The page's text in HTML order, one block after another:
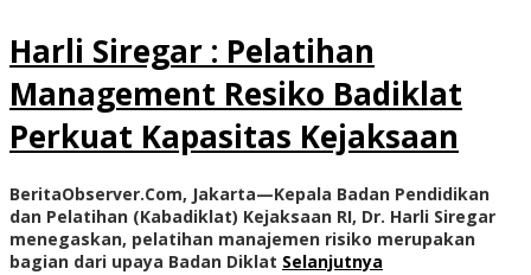
Harli Siregar : Pelatihan
Management Resiko Badiklat
Perkuat Kapasitas Kejaksaan
BeritaObserver.Com, Jakarta—Kepala Badan Pendidikan
dan Pelatihan (Kabadiklat) Kejaksaan RI, Dr. Harli Siregar
menegaskan, pelatihan manajemen risiko merupakan
bagian dari upaya Badan Diklat Selanjutnya